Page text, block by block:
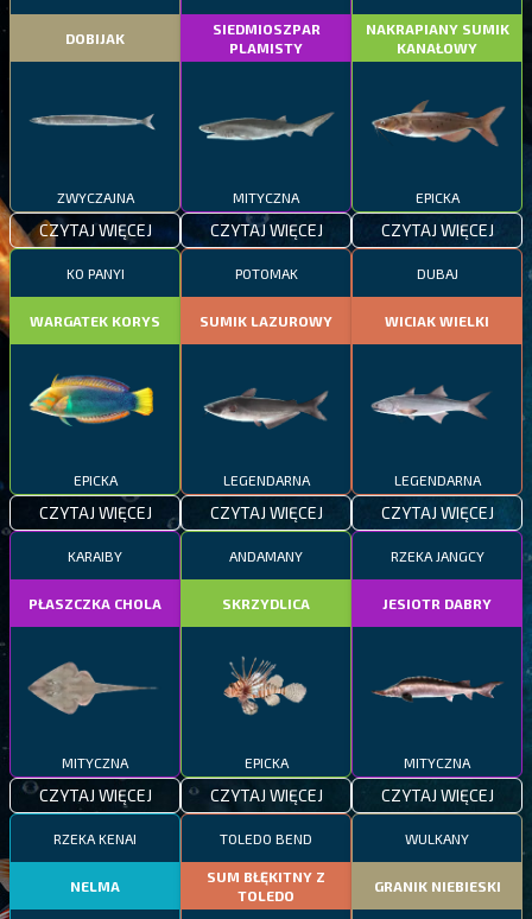
DOBIJAK
ZWYCZAJNA
CZYTAJ WIĘCEJ
SIEDMIOSZPAR
PLAMISTY
MITYCZNA
CZYTAJ WIĘCEJ
NAKRAPIANY SUMIK
KANAŁOWY
EPICKA
CZYTAJ WIĘCEJ
KO PANYI
WARGATEK KORYS
EPICKA
CZYTAJ WIĘCEJ
POTOMAK
SUMIK LAZUROWY
LEGENDARNA
CZYTAJ WIĘCEJ
DUBAJ
WICIAK WIELKI
LEGENDARNA
CZYTAJ WIĘCEJ
KARAIBY
PŁASZCZKA CHOLA
MITYCZNA
CZYTAJ WIĘCEJ
ANDAMANY
SKRZYDLICA
EPICKA
CZYTAJ WIĘCEJ
RZEKA JANGCY
JESIOTR DABRY
MITYCZNA
CZYTAJ WIĘCEJ
RZEKA KENAI
NELMA
TOLEDO BEND
SUM BŁĘKITNY Z
TOLEDO
WULKANY
GRANIK NIEBIESKI